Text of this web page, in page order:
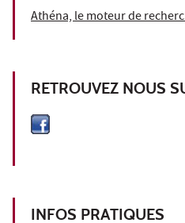
Athéna, le moteur de
RETROUVEZ NOUS
INFOS PRATIQUES